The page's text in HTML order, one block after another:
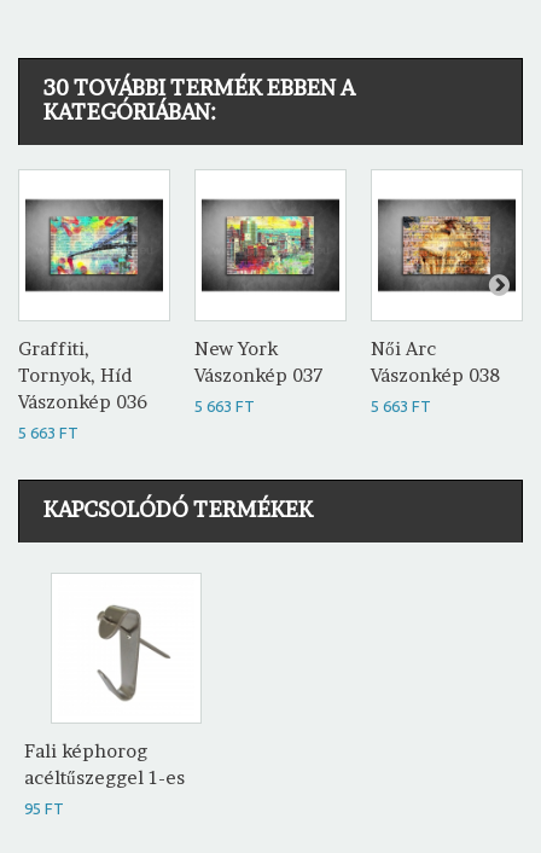
30 TOVÁBBI TERMÉK EBBEN A
KATEGÓRIÁBAN:
Graffiti,
Tornyok, Híd
Vászonkép 036
5 663 FT
New York
Vászonkép 037
5 663 FT
Női Arc
Vászonkép 038
5 663 FT
KAPCSOLÓDÓ TERMÉKEK
Fali képhorog
acéltűszeggel 1-es
95 FT